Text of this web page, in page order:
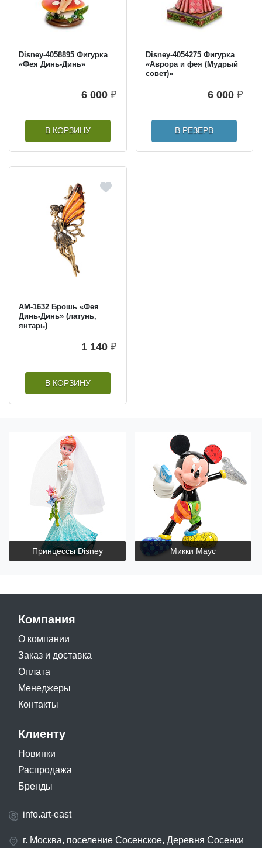
Disney-4058895 Фигурка
«Фея Динь-Динь»
6 000 ₽
В КОРЗИНУ
Disney-4054275 Фигурка
«Аврора и фея (Мудрый
совет)»
6 000 ₽
В РЕЗЕРВ
AM-1632 Брошь «Фея
Динь-Динь» (латунь,
янтарь)
1 140 ₽
В КОРЗИНУ
Принцессы Disney Микки Маус
Компания
О компании
Заказ и доставка
Оплата
Менеджеры
Контакты
Клиенту
Новинки
Распродажа
Бренды
info.art-east
г. Москва, поселение Сосенское, Деревня Сосенки